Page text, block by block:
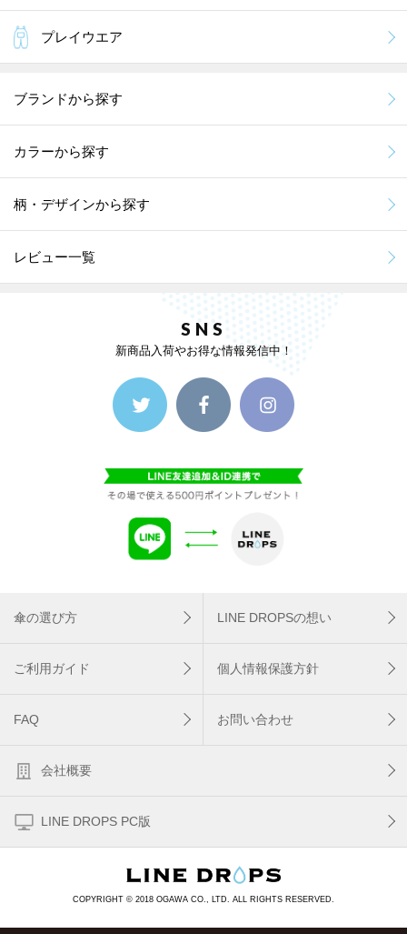
プレイウエア
ブランドから探す
カラーから探す
柄・デザインから探す
レビュー一覧
SNS
新商品入荷やお得な情報発信中！
傘の選び方 LINE DROPSの想い
ご利用ガイド 個人情報保護方針
FAQ お問い合わせ
会社概要
LINE DROPS PC版
COPYRIGHT © 2018 OGAWA CO., LTD. ALL RIGHTS RESERVED.